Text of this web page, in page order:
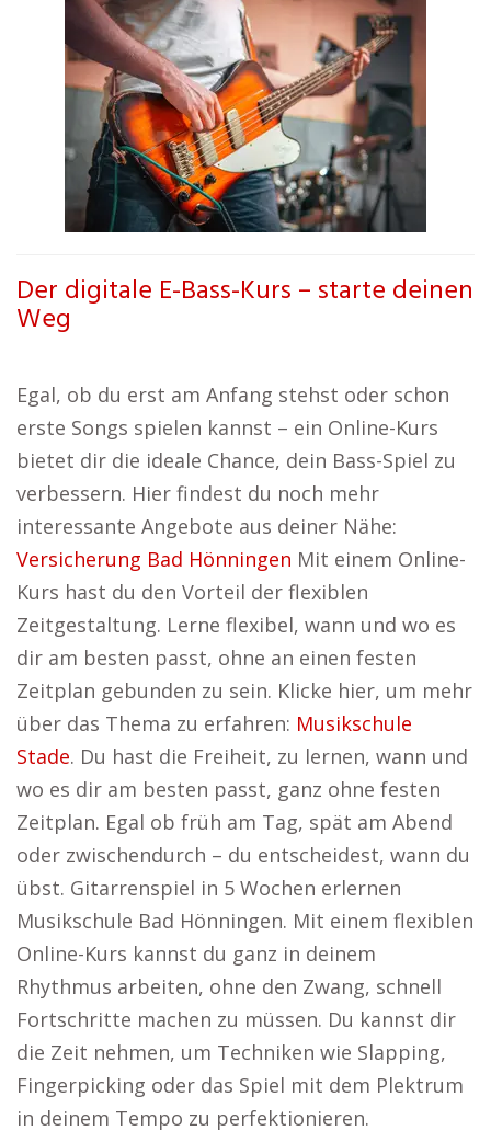
Der digitale E-Bass-Kurs – starte deinen
Weg
Egal, ob du erst am Anfang stehst oder schon
erste Songs spielen kannst – ein Online-Kurs
bietet dir die ideale Chance, dein Bass-Spiel zu
verbessern. Hier findest du noch mehr
interessante Angebote aus deiner Nähe:
Versicherung Bad Hönningen Mit einem Online-
Kurs hast du den Vorteil der flexiblen
Zeitgestaltung. Lerne flexibel, wann und wo es
dir am besten passt, ohne an einen festen
Zeitplan gebunden zu sein. Klicke hier, um mehr
über das Thema zu erfahren: Musikschule
Stade. Du hast die Freiheit, zu lernen, wann und
wo es dir am besten passt, ganz ohne festen
Zeitplan. Egal ob früh am Tag, spät am Abend
oder zwischendurch – du entscheidest, wann du
übst. Gitarrenspiel in 5 Wochen erlernen
Musikschule Bad Hönningen. Mit einem flexiblen
Online-Kurs kannst du ganz in deinem
Rhythmus arbeiten, ohne den Zwang, schnell
Fortschritte machen zu müssen. Du kannst dir
die Zeit nehmen, um Techniken wie Slapping,
Fingerpicking oder das Spiel mit dem Plektrum
in deinem Tempo zu perfektionieren.